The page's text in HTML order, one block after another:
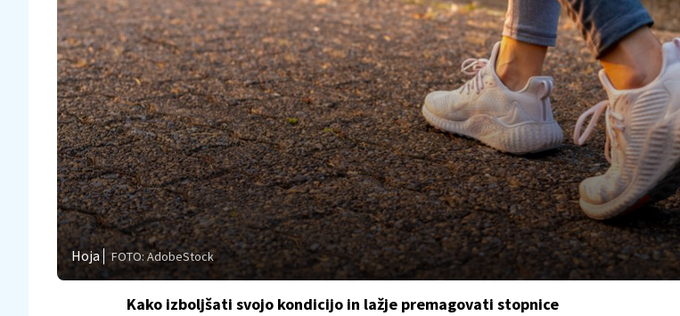
Hoja FOTO: AdobeStock
Kako izboljšati svojo kondicijo in lažje premagovati stopnice